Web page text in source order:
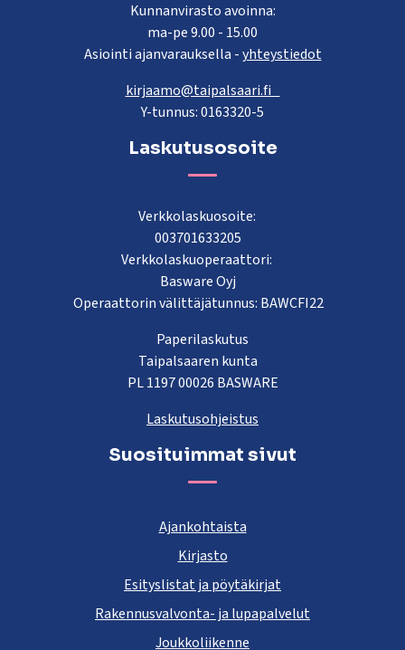
Kunnanvirasto avoinna:
ma-pe 9.00 - 15.00
Asiointi ajanvarauksella -yhteystiedot
kirjaamo@taipalsaari.fi
Y-tunnus: 0163320-5
Laskutusosoite
Verkkolaskuosoite:
003701633205
Verkkolaskuoperaattori:
Basware Oyj
Operaattorin välittäjätunnus: BAWCFI22
Paperilaskutus
Taipalsaaren kunta
PL 1197 00026 BASWARE
Laskutusohjeistus
Suosituimmat sivut
Ajankohtaista
Kirjasto
Esityslistat ja pöytäkirjat
Rakennusvalvonta- ja lupapalvelut
Joukkoliikenne